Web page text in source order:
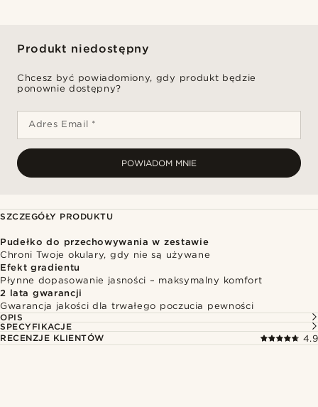
Produkt niedostępny
Chcesz być powiadomiony, gdy produkt będzie
ponownie dostępny?
Adres Email *
POWIADOM MNIE
SZCZEGÓŁY PRODUKTU
Pudełko do przechowywania w zestawie
Chroni Twoje okulary, gdy nie są używane
Efekt gradientu
Płynne dopasowanie jasności – maksymalny komfort
2 lata gwarancji
Gwarancja jakości dla trwałego poczucia pewności
OPIS
SPECYFIKACJE
RECENZJE KLIENTÓW
4.9